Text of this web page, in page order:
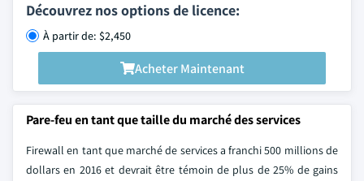
Découvrez nos options de licence:
À partir de: $2,450
Acheter Maintenant
Pare-feu en tant que taille du marché des services
Firewall en tant que marché de services a franchi 500 millions de
dollars en 2016 et devrait être témoin de plus de 25% de gains